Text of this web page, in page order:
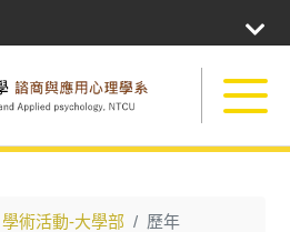
學術活動-大學部 歷年